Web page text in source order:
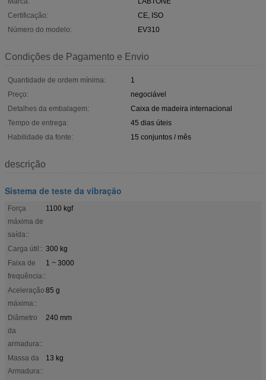
Certificação:
CE, ISO
Número do modelo:
EV310
Condições de Pagamento e Envio
Quantidade de ordem mínima:
1
Preço:
negociável
Detalhes da embalagem:
Caixa de madeira internacional
Tempo de entrega:
45 dias úteis
Habilidade da fonte:
15 conjuntos / mês
descrição
Sistema de teste da vibração
Força
máxima de
saída::
1100 kgf
Carga útil:: 300 kg
Faixa de
frequência::
1 ~ 3000
Aceleração
máxima::
85 g
Diâmetro
da
armadura::
240 mm
Massa da
Armadura::
13 kg